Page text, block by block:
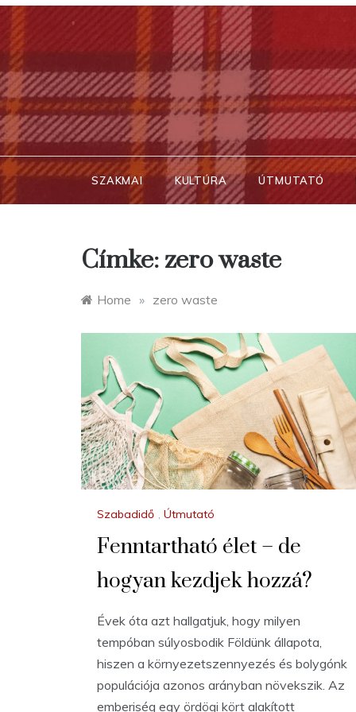
Skip
content
SZAKMAI KULTÚRA ÚTMUTATÓ
Címke: zero waste
Home » zero waste
Szabadidő , Útmutató
Fenntartható élet – de
hogyan kezdjek hozzá?
Évek óta azt hallgatjuk, hogy milyen
tempóban súlyosbodik Földünk állapota,
hiszen a környezetszennyezés és bolygónk
populációja azonos arányban növekszik. Az
emberiség egy ördögi kört alakított